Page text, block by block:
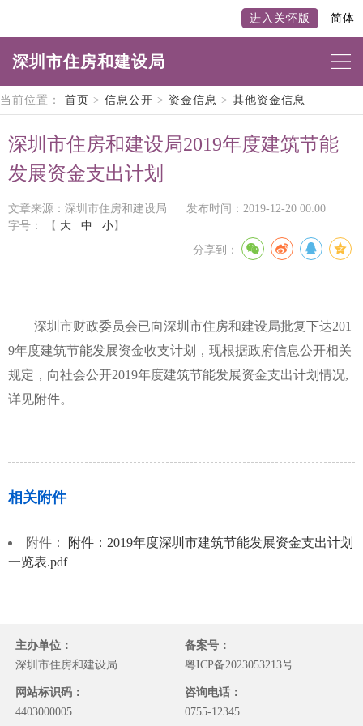
进入关怀版 简体
深圳市住房和建设局
当前位置： 首页 > 信息公开 > 资金信息 > 其他资金信息
深圳市住房和建设局2019年度建筑节能
发展资金支出计划
文章来源：深圳市住房和建设局
发布时间：2019-12-20 00:00
字号：
【 大 中 小 】
分享到：
深圳市财政委员会已向深圳市住房和建设局批复下达201
9年度建筑节能发展资金收支计划，现根据政府信息公开相关
规定，向社会公开2019年度建筑节能发展资金支出计划情况,
详见附件。
相关附件
附件：
附件：2019年度深圳市建筑节能发展资金支出计划
一览表.pdf
主办单位：
深圳市住房和建设局
备案号：
粤ICP备2023053213号
网站标识码：
4403000005
咨询电话：
0755-12345